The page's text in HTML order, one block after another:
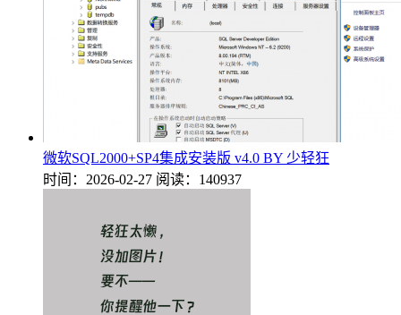
微软SQL2000+SP4集成安装版 v4.0 BY 少轻狂
时间：2026-02-27 阅读：140937